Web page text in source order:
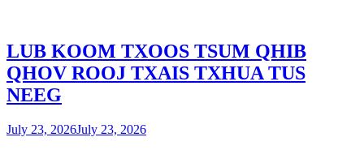
LUB KOOM TXOOS TSUM QHIB
QHOV ROOJ TXAIS TXHUA TUS
NEEG
July 23, 2026July 23, 2026